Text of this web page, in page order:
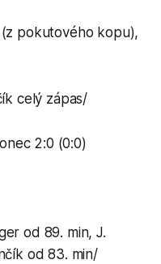
(z pokutového kopu),
celý zápas/
2:0 (0:0)
od 89. min, J.
od 83. min/